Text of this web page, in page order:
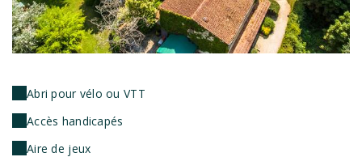
Abri pour vélo ou VTT
Accès handicapés
Aire de jeux